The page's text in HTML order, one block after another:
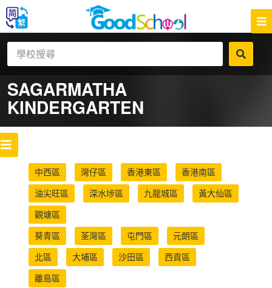
SAGARMATHA
KINDERGARTEN
中西區 灣仔區 香港東區
香港南區
油尖旺區
深水埗區 九龍城區
黃大仙區
觀塘區
葵青區
荃灣區 屯門區
元朗區
北區
大埔區 沙田區
西貢區
離島區